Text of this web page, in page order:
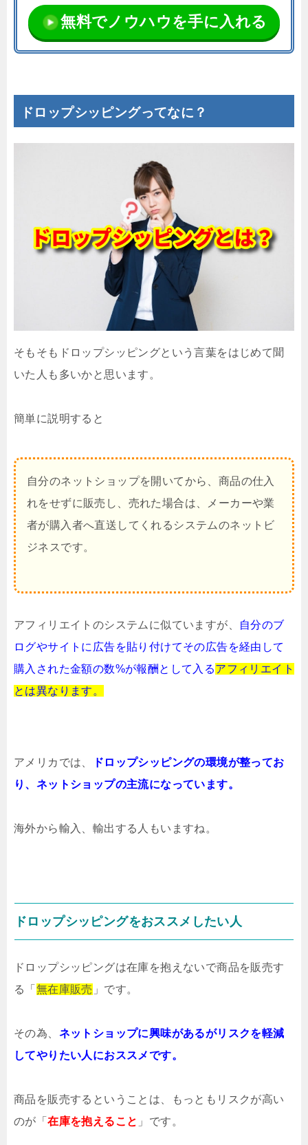
無料でノウハウを手に入れる
ドロップシッピングってなに？
そもそもドロップシッピングという言葉をはじめて聞
いた人も多いかと思います。
簡単に説明すると
自分のネットショップを開いてから、商品の仕入
れをせずに販売し、売れた場合は、メーカーや業
者が購入者へ直送してくれるシステムのネットビ
ジネスです。
アフィリエイトのシステムに似ていますが、
自分のブ
ログやサイトに広告を貼り付けてその広告を経由して
購入された金額の数%が報酬として入るアフィリエイト
とは異なります。
アメリカでは、
ドロップシッピングの環境が整ってお
り、 ネットショップの主流になっています。
海外から輸入、輸出する人もいますね。
ドロップシッピングをおススメしたい人
ドロップシッピングは在庫を抱えないで商品を販売す
る「 無在庫販売 」です。
その為、 ネットショップに興味があるがリスクを軽減
してやりたい人におススメです。
商品を販売するということは、もっともリスクが高い
のが「在庫を抱えること 」です。